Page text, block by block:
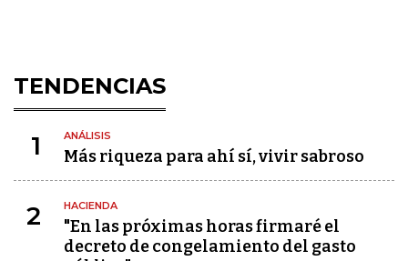
TENDENCIAS
1 ANÁLISIS
Más riqueza para ahí sí, vivir sabroso
2 HACIENDA
"En las próximas horas firmaré el
decreto de congelamiento del gasto